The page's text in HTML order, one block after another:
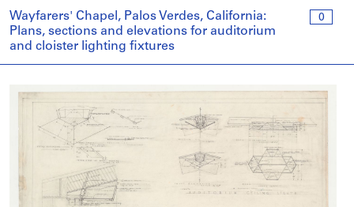
0
Wayfarers' Chapel, Palos Verdes, California:
Plans, sections and elevations for auditorium
and cloister lighting fixtures